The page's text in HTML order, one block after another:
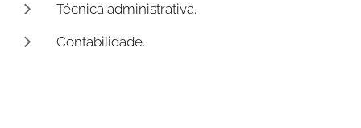
Técnica administrativa.
Contabilidade.